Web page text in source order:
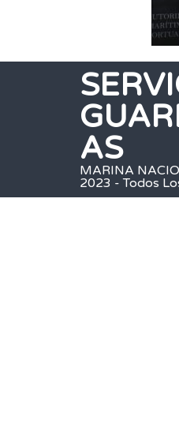
AS
MARINA
2023 - Todos